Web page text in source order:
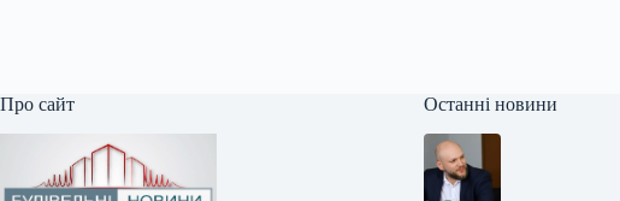
Про сайт Останні новини